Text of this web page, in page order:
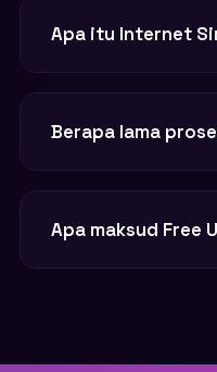
yang tahan cuaca
Apa itu Internet
sama dengan
Berapa lama
Apa maksud Free